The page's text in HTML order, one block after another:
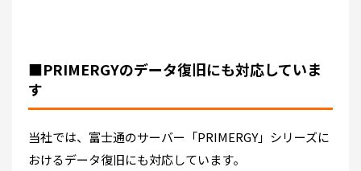
■PRIMERGYのデータ復旧にも対応していま
す
当社では、富士通のサーバー「PRIMERGY」シリーズに
おけるデータ復旧にも対応しています。